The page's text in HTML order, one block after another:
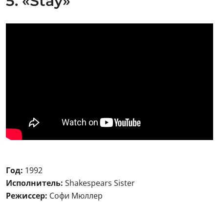
Год: 1992
Исполнитель: Shakespears Sister
Режиссер: Софи Мюллер